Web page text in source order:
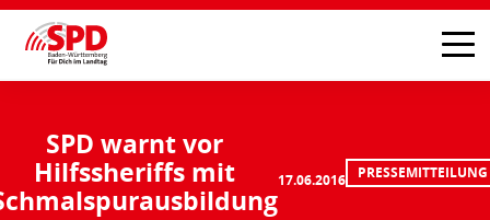
SPD warnt vor
Hilfssheriffs mit
17.06.2016 PRESSEMITTEILUNG